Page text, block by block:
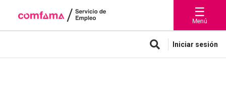
☰
Menú
Iniciar sesión